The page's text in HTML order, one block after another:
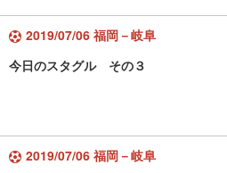
2019/07/06 福岡－岐阜
今日のスタグル その３
2019/07/06 福岡－岐阜